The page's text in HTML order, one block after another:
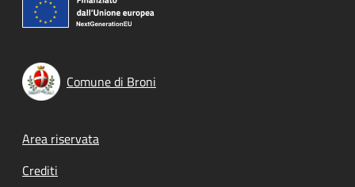
Comune di Broni
Footer menu
Area riservata
Crediti